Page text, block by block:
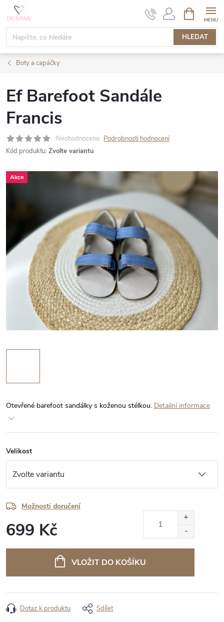
Přejít
obsah
HLEDAT
NÁKUPNÍ
KOŠÍK
Boty a capáčky
Ef Barefoot Sandále
Francis
Neohodnoceno Podrobnosti hodnocení
Kód produktu: Zvolte variantu
Akce
Otevřené barefoot sandálky s koženou stélkou. Detailní informace
Velikost
Možnosti doručení
699 Kč
VLOŽIT DO KOŠÍKU
Dotaz k produktu Sdílet